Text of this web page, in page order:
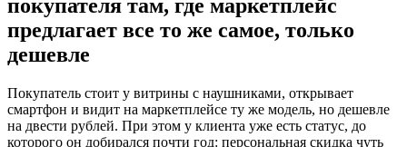
покупателя там, где маркетплейс
предлагает все то же самое, только
дешевле
Покупатель стоит у витрины с наушниками, открывает
смартфон и видит на маркетплейсе ту же модель, но дешевле
на двести рублей. При этом у клиента уже есть статус, до
которого он добирался почти год: персональная скидка чуть